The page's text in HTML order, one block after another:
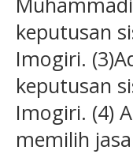
keputusan
Imogiri.
keputusan
Imogiri. (4)
memilih